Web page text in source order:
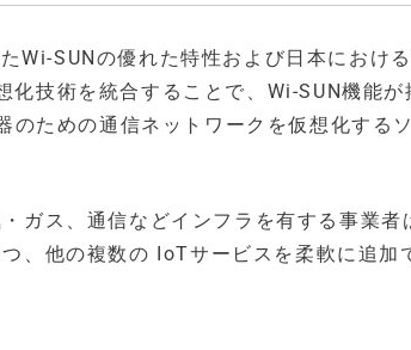
Wi-SUNの優れた特性および日本におけ
化技術を統合することで、Wi-SUN機能
ための通信ネットワークを仮想化する
ガス、通信などインフラを有する事業者
、他の複数の IoTサービスを柔軟に追加